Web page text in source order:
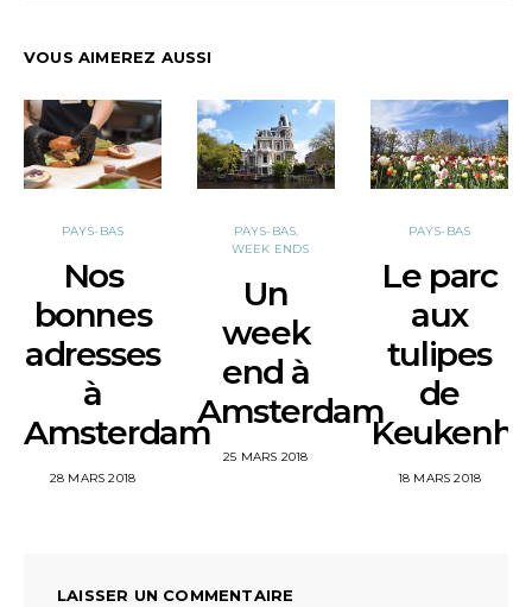
VOUS AIMEREZ AUSSI
PAYS-BAS
Nos
bonnes
adresses
à
Amsterdam
POSTED
28 MARS 2018
PAYS-BAS
WEEK ENDS
Un
week
end à
Amsterdam
POSTED
25 MARS 2018
PAYS-BAS
Le parc
aux
tulipes
de
POSTED
18 MARS 2018
LAISSER UN COMMENTAIRE